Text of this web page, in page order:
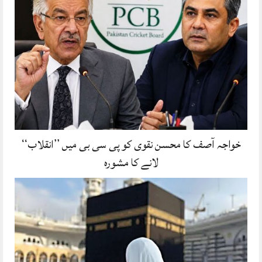
خواجہ آصف کا محسن نقوی کو پی سی بی میں ’’انقلاب‘‘
لانے کا مشورہ